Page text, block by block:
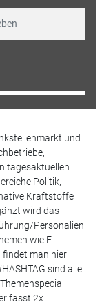
und
tagesaktuellen
Politik,
Kraftstoffe
wird das
Personalien
wie E-
findet man hier
sind alle
fasst 2x